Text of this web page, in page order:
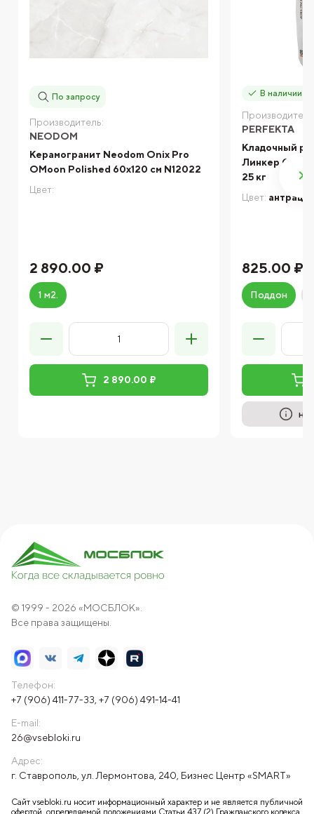
По запросу
Производитель:
NEODOM
Керамогранит Neodom Onix Pro
OMoon Polished 60x120 см N12022
Цвет:
2 890.00 ₽
1 м2.
2 890.00 ₽
В наличии
PERFEKTA
Кладочный
Линкер
25 кг
Цвет:
825.00 ₽
Поддон
на
© 1999 - 2026 «МОСБЛОК».
Все права защищены.
Телефон:
+7 (906) 411-77-33 +7 (906) 491-14-41
E-mail:
26@vsebloki.ru
Адрес:
г. Ставрополь, ул. Лермонтова, 240, Бизнес Центр «SMART»
Сайт vsebloki.ru носит информационный характер и не является публичной
офертой, определяемой положениями Статьи 437 (2) Гражданского кодекса